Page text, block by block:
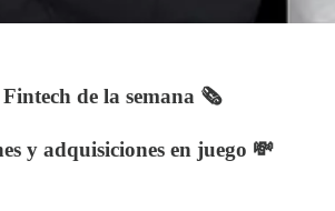
de la semana 🗞️
y adquisiciones en juego 💸